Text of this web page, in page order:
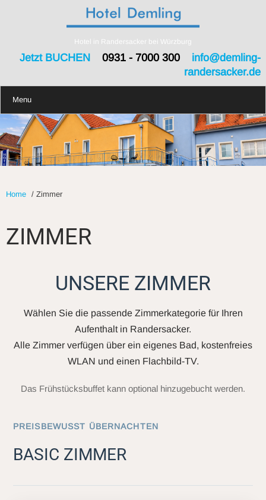
Hotel in Randersacker bei Würzburg
Jetzt BUCHEN0931 - 7000 300 info@demling-
randersacker.de
Menu
Home / Zimmer
ZIMMER
UNSERE ZIMMER
Wählen Sie die passende Zimmerkategorie für Ihren
Aufenthalt in Randersacker.
Alle Zimmer verfügen über ein eigenes Bad, kostenfreies
WLAN und einen Flachbild-TV.
Das Frühstücksbuffet kann optional hinzugebucht werden.
PREISBEWUSST ÜBERNACHTEN
BASIC ZIMMER